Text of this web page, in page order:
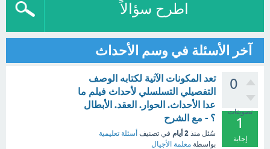
اطرح سؤالاً
آخر الأسئلة في وسم الأحداث
0
تصويتات
1
إجابة
تعد المكونات الآتية لكتابه الوصف
التفصيلي التسلسلي لأحداث فيلم ما
عدا الأحداث. الحوار. العقد. الأبطال
؟ - مع الشرح
سُئل منذ 2 أيام في تصنيف أسئلة تعليمية
بواسطة معلمة الأجيال